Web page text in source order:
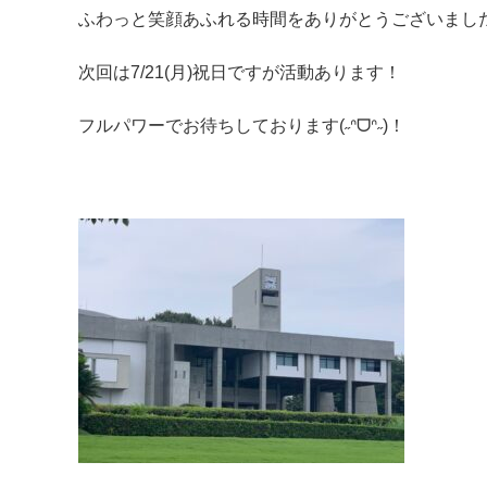
ふわっと笑顔あふれる時間をありがとうございまし
次回は7/21(月)祝日ですが活動あります！
フルパワーでお待ちしております(˶ᐢᗜᐢ˶)！